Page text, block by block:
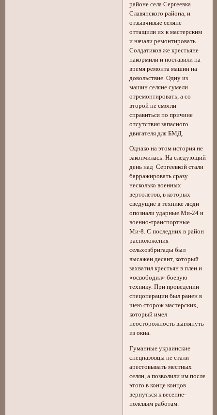
районе села Сергеевка
Славянского района, и
отзывчивые селяне
оттащили их к мастерским
и начали ремонтировать.
Солдатиков же крестьяне
накормили и поставили на
время ремонта машин на
довольствие. Одну из
машин селяне сумели
отремонтировать, а со
второй не смогли
справиться по причине
отсутствия запасного
двигателя для БМД.
Однако на этом история не
закончилась. На следующий
день над Сергеевкой стали
барражировать сразу
несколько военных
вертолетов, в которых
сведущие в технике люди
опознали ударные Ми-24 и
военно-транспортные
Ми-8. С последних в район
расположения
сельхозбригады был
высажен десант, который
захватил крестьян в плен и
«освободил» боевую
технику. При проведении
спецоперации был ранен в
шею сторож мастерских,
который имел
неосторожность выглянуть
из окна.
Гуманные украинские
спецназовцы не стали
арестовывать местных
селян, а позволили им после
этого в конце концов
вернуться к весенне-
полевым работам.